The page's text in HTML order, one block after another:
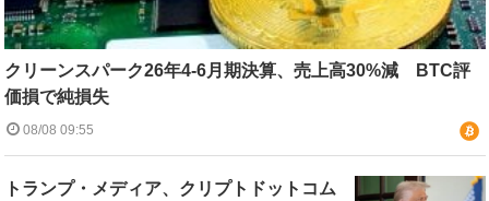
クリーンスパーク26年4-6月期決算、売上高30%減 BTC評
価損で純損失
08/08 09:55
トランプ・メディア、クリプトドットコム